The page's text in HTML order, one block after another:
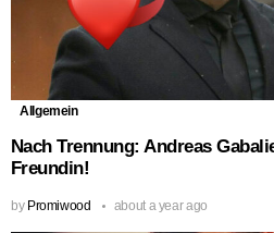
Allgemein
Nach Trennung: Andreas
Freundin!
by Promiwood about a year ago